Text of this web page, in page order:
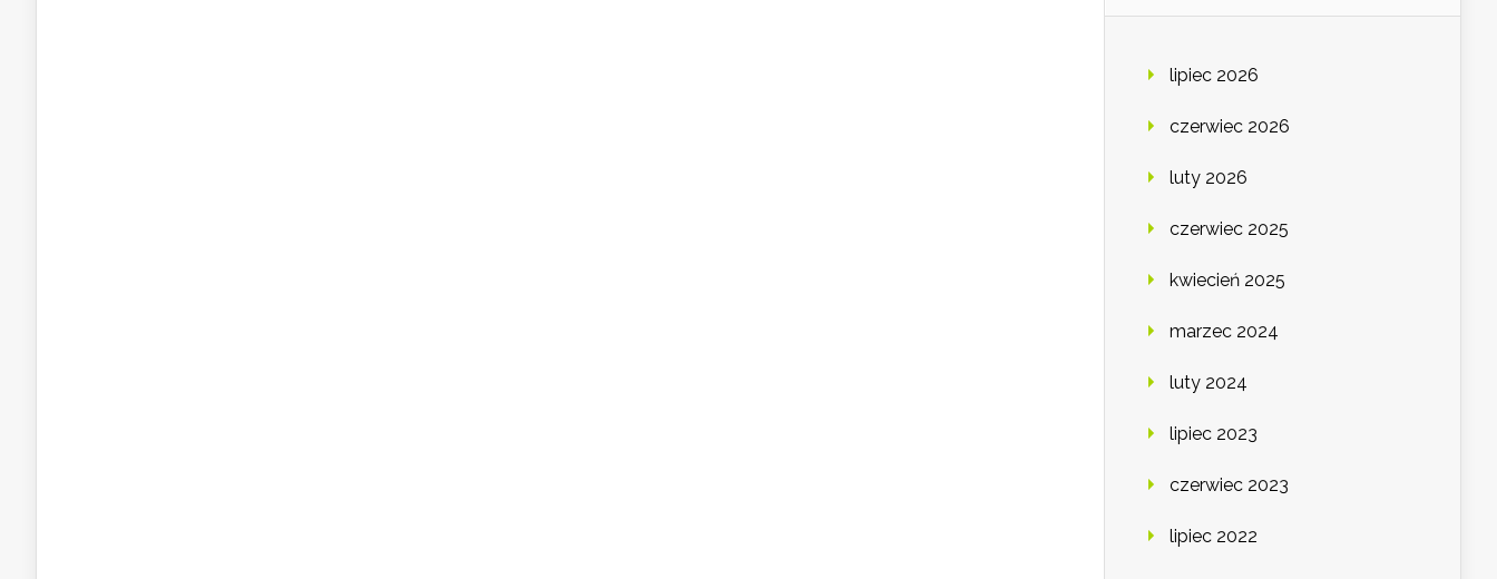
lipiec 2026
czerwiec 2026
luty 2026
czerwiec 2025
kwiecień 2025
marzec 2024
luty 2024
lipiec 2023
czerwiec 2023
lipiec 2022